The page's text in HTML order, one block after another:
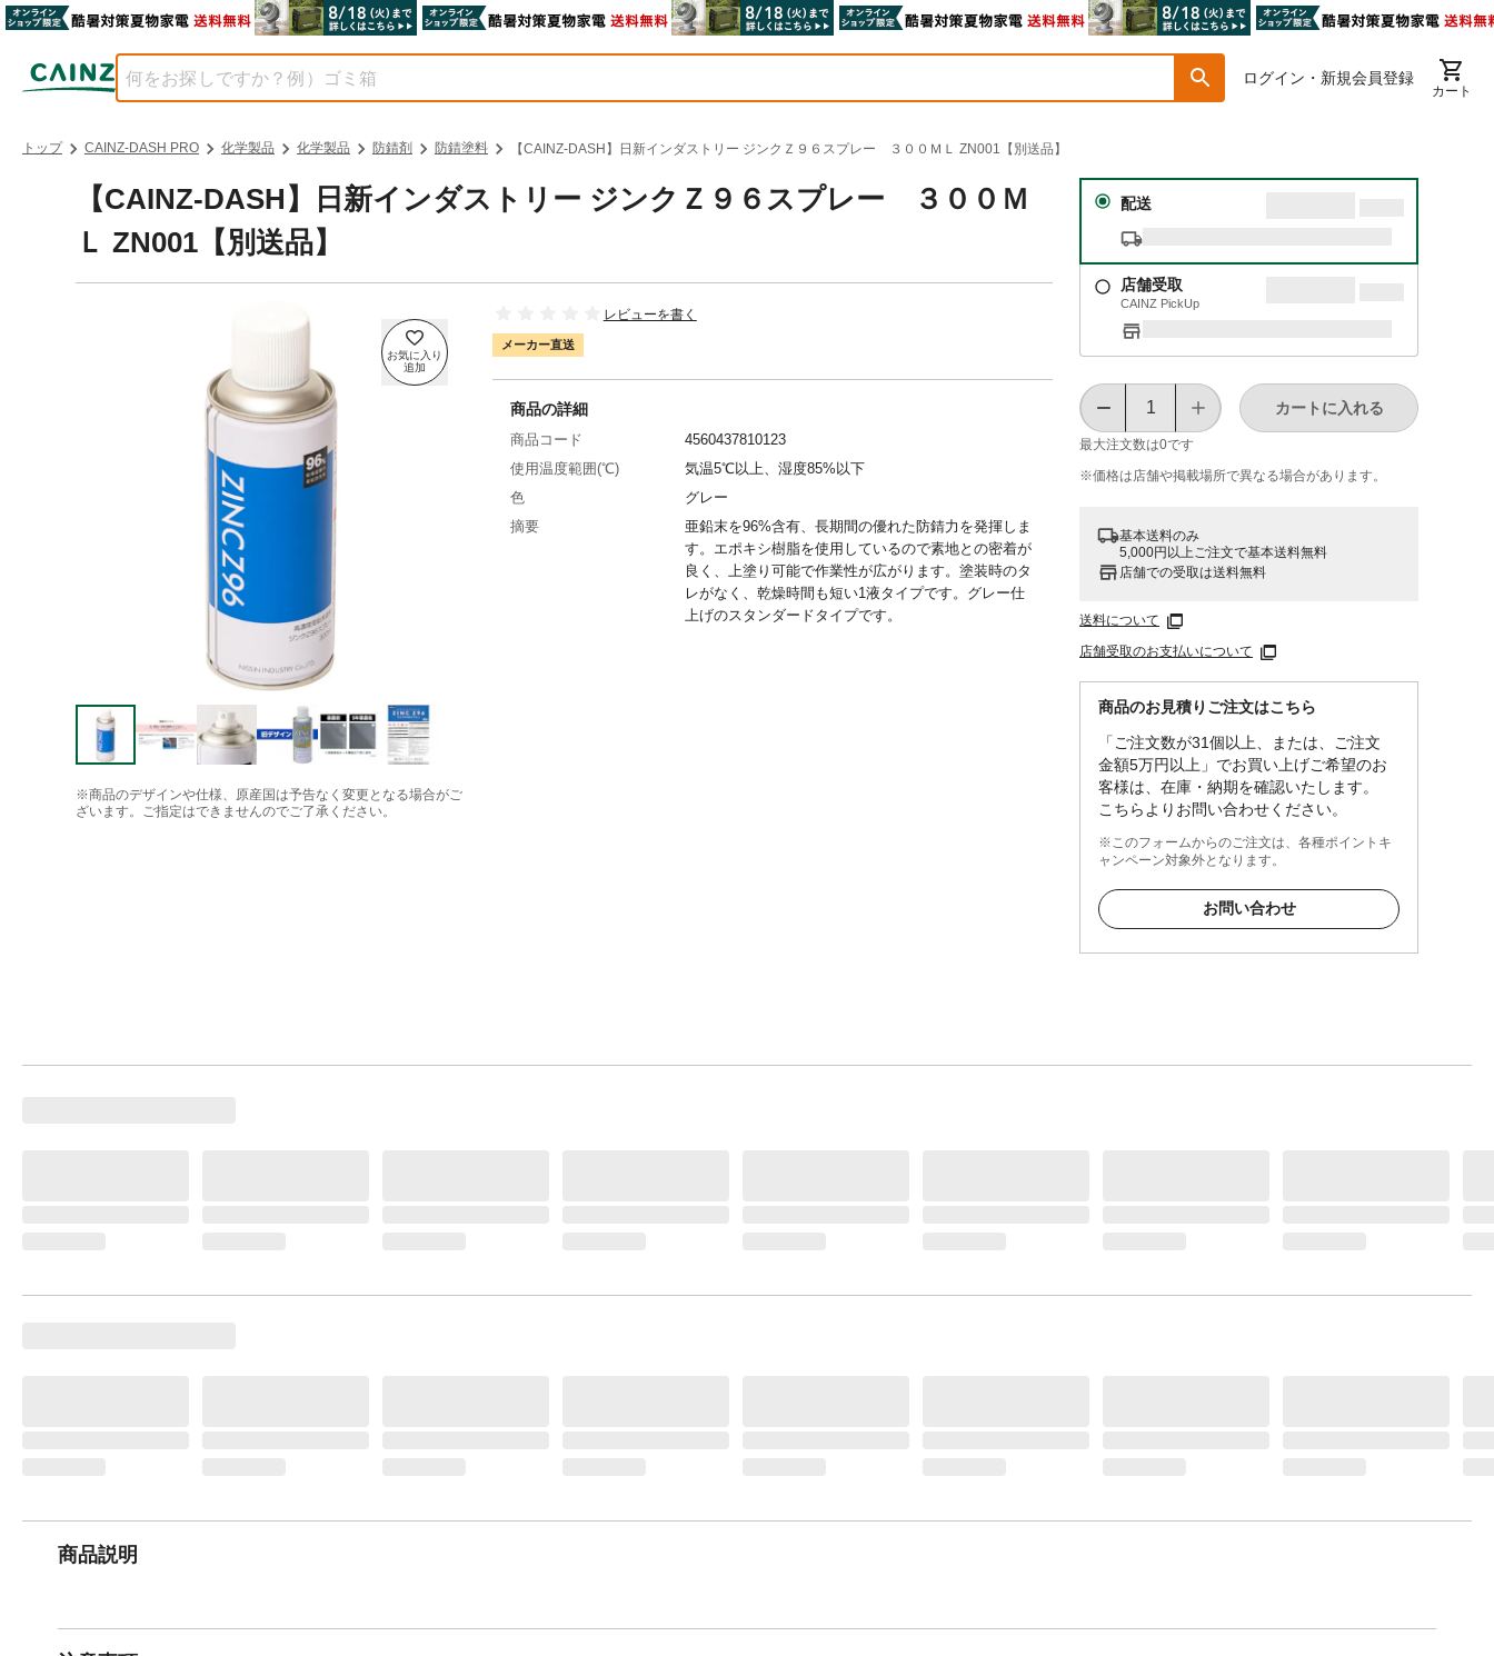
ログイン・新規会員登録
カート
トップ CAINZ-DASH PRO 化学製品 化学製品 防錆剤 防錆塗料 【CAINZ-DASH】日新インダストリー ジンクＺ９６スプレー ３００ＭＬ ZN001【別送品】
【CAINZ-DASH】日新インダストリー ジンクＺ９６スプレー ３００Ｍ
Ｌ ZN001【別送品】
※商品のデザインや仕様、原産国は予告なく変更となる場合がご
ざいます。ご指定はできませんのでご了承ください。
レビューを書く
メーカー直送
配送
店舗受取
CAINZ PickUp
最大注文数は0です
カートに入れる
※価格は​店舗や​掲載場所で​異なる​場合が​あります。
基本送料のみ
5,000円以上ご注文で基本送料無料
店舗での受取は送料無料
送料について
店舗受取のお支払いについて
商品のお見積りご注文はこちら
「ご注文数が31個以上、または、ご注文
金額5万円以上」でお買い上げご希望のお
客様は、在庫・納期を確認いたします。
こちらよりお問い合わせください。
※このフォームからのご注文は、各種ポイントキ
ャンペーン対象外となります。
お問い合わせ
商品の詳細
商品コード
4560437810123
使用温度範囲(℃)
気温5℃以上、湿度85%以下
色
グレー
摘要
亜鉛末を96%含有、長期間の優れた防錆力を発揮しま
す。エポキシ樹脂を使用しているので素地との密着が
良く、上塗り可能で作業性が広がります。塗装時のタ
レがなく、乾燥時間も短い1液タイプです。グレー仕
上げのスタンダードタイプです。
商品説明